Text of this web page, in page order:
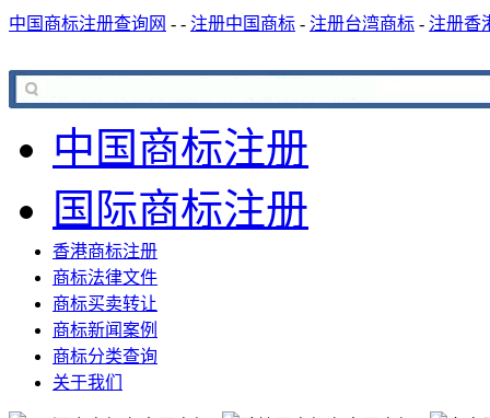
中国商标注册查询网 - - 注册中国商标 - 注册台湾商标 - 注册香
中国商标注册
国际商标注册
香港商标注册
商标法律文件
商标买卖转让
商标新闻案例
商标分类查询
关于我们